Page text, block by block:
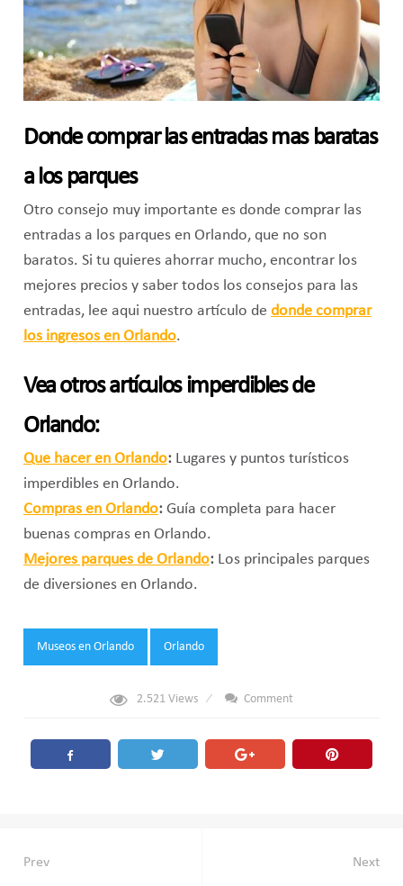
Donde comprar las entradas mas baratas
a los parques
Otro consejo muy importante es donde comprar las
entradas a los parques en Orlando, que no son
baratos. Si tu quieres ahorrar mucho, encontrar los
mejores precios y saber todos los consejos para las
entradas, lee aqui nuestro artículo de donde comprar
los ingresos en Orlando.
Vea otros artículos imperdibles de
Orlando:
Que hacer en Orlando:Lugares y puntos turísticos
imperdibles en Orlando.
Compras en Orlando:Guía completa para hacer
buenas compras en Orlando.
Mejores parques de Orlando:Los principales parques
de diversiones en Orlando.
Museos en Orlando Orlando
2.521 Views Comment
Navegación
Prev Next